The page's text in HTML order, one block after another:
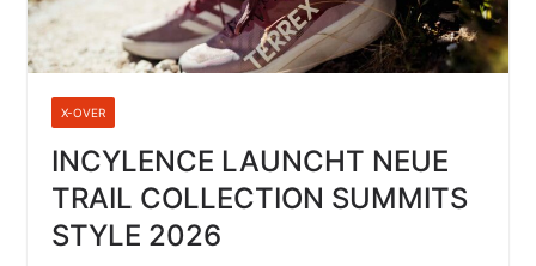
X-OVER
INCYLENCE LAUNCHT NEUE
TRAIL COLLECTION SUMMITS
STYLE 2026